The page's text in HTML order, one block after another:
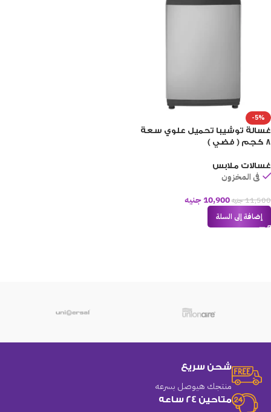
-5%
غسالة توشيبا تحميل علوي سعة
8 كجم ( فضي )
غسالات ملابس
فى المخزون
11,500جنيه10,900جنيه
إضافة إلى السلة
شحن سريع
منتجك هيوصل بسرعه
متاحين 24 ساعه